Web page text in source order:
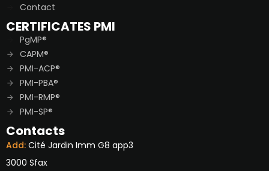
Contact
CERTIFICATES PMI
PgMP®
CAPM®
PMI-ACP®
PMI-PBA®
PMI-RMP®
PMI-SP®
Contacts
Add: Cité Jardin Imm G8 app3
3000 Sfax